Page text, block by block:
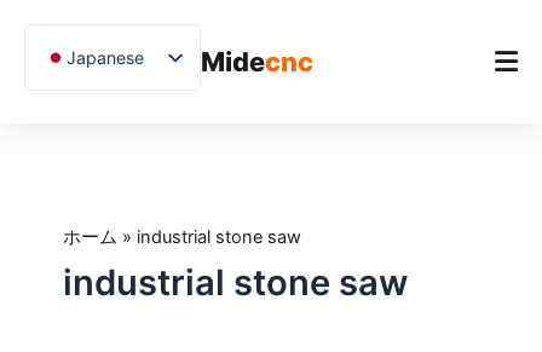
Midecnc
アプリケーション
Blog
Japanese
English
Spanish
ホーム » industrial stone saw
industrial stone saw